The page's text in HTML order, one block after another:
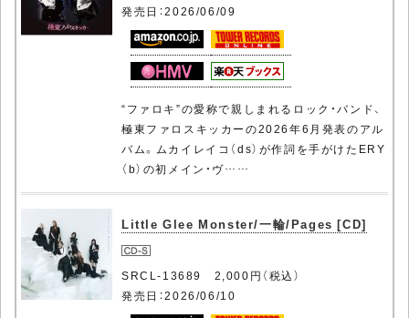
発売日：2026/06/09
“ファロキ”の愛称で親しまれるロック・バンド、
極東ファロスキッカーの2026年6月発表のアル
バム。ムカイレイコ（ds）が作詞を手がけたERY
（b）の初メイン・ヴ……
Little Glee Monster/一輪/Pages [CD]
SRCL-13689 2,000円（税込）
発売日：2026/06/10